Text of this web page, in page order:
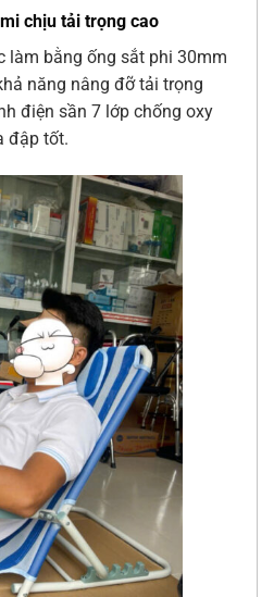
chịu tải trọng cao
làm bằng ống sắt phi 30mm
năng nâng đỡ tải trọng
điện sần 7 lớp chống oxy
đập tốt.